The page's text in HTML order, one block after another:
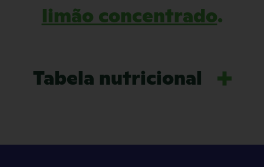
limão concentrado.
Tabela nutricional